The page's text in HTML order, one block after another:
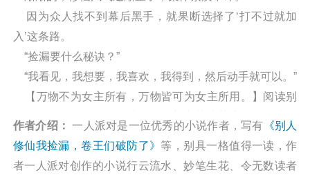
因为众人找不到幕后黑手，就果断选择了‘打不过就加
入’这条路。
“捡漏要什么秘诀？”
“我看见，我想要，我喜欢，我得到，然后动手就可以。”
【万物不为女主所有，万物皆可为女主所用。】阅读别
作者介绍： 一人派对是一位优秀的小说作者，写有 《别人
修仙我捡漏，卷王们破防了》 等，别具一格值得一读，作
者一人派对创作的小说行云流水、妙笔生花、令无数读者